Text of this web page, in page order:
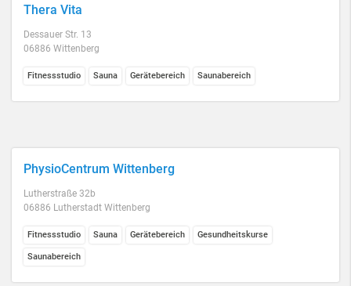
Thera Vita
Dessauer Str. 13
06886 Wittenberg
Fitnessstudio Sauna Gerätebereich Saunabereich
PhysioCentrum Wittenberg
Lutherstraße 32b
06886 Lutherstadt Wittenberg
Fitnessstudio Sauna Gerätebereich Gesundheitskurse
Saunabereich